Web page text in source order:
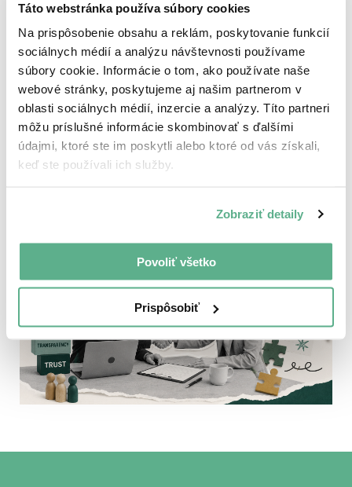
Táto webstránka používa súbory cookies
Na prispôsobenie obsahu a reklám, poskytovanie funkcií
sociálnych médií a analýzu návštevnosti používame
súbory cookie. Informácie o tom, ako používate naše
webové stránky, poskytujeme aj našim partnerom v
oblasti sociálnych médií, inzercie a analýzy. Títo partneri
môžu príslušné informácie skombinovať s ďalšími
údajmi, ktoré ste im poskytli alebo ktoré od vás získali,
keď ste používali ich služby.
Zobraziť detaily
Povoliť všetko
Prispôsobiť
recruitmente: čo sa mení
pre manažérov/ky
Transparentné odmeňovanie sa začína už v
nábore. Prečítajte si, čo Smernica EÚ 2023/970
znamená pre recruitment a manažérov/ky.